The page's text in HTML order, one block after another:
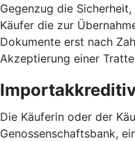
Gegenzug die
Käufer die zur
Dokumente erst nach
Akzeptierung einer
Die Käuferin oder der
Genossenschaftsbank,